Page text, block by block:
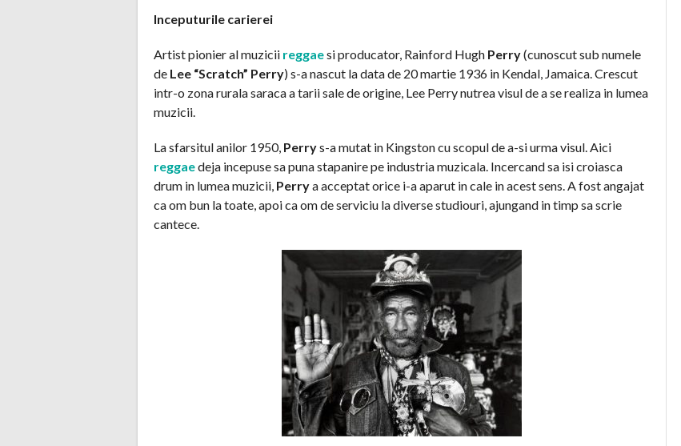
Inceputurile carierei
Artist pionier al muzicii reggaesi producator, Rainford Hugh Perry(cunoscut sub numele
de Lee “Scratch” Perry) s-a nascut la data de 20 martie 1936 in Kendal, Jamaica. Crescut
intr-o zona rurala saraca a tarii sale de origine, Lee Perry nutrea visul de a se realiza in lumea
muzicii.
La sfarsitul anilor 1950, Perrys-a mutat in Kingston cu scopul de a-si urma visul. Aici
reggaedeja incepuse sa puna stapanire pe industria muzicala. Incercand sa isi croiasca
drum in lumea muzicii, Perrya acceptat orice i-a aparut in cale in acest sens. A fost angajat
ca om bun la toate, apoi ca om de serviciu la diverse studiouri, ajungand in timp sa scrie
cantece.